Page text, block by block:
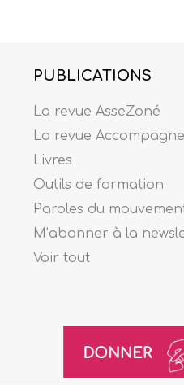
PUBLICATIONS
La revue AsseZoné
La revue
Livres
Outils de formation
Paroles du
M’abonner à la
Voir tout